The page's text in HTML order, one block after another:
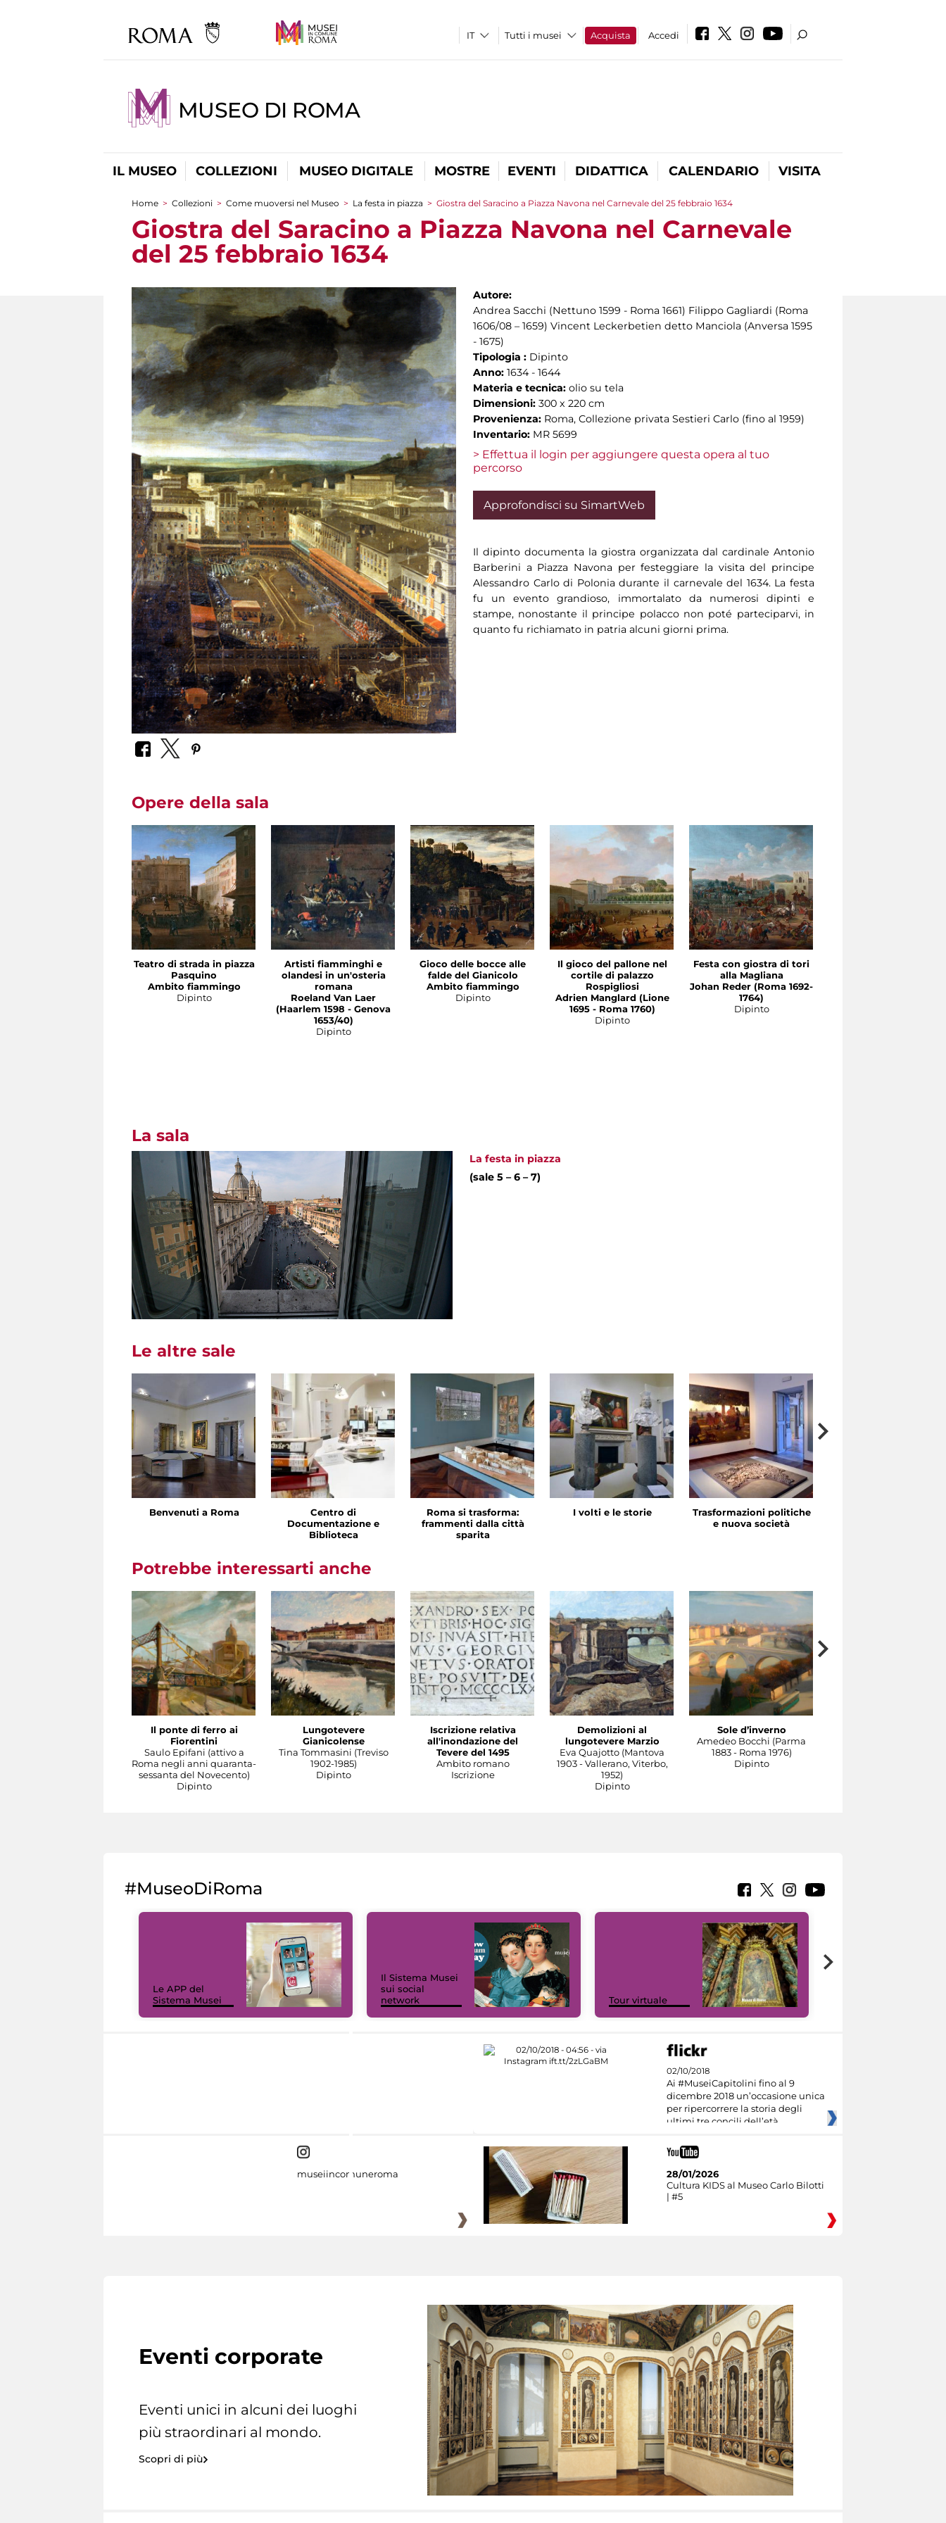
Tutti i musei Acquista Accedi
MUSEO DI ROMA
IL MUSEO COLLEZIONI MUSEO DIGITALE MOSTRE EVENTI DIDATTICA CALENDARIO VISITA
Tu sei qui
Home > Collezioni > Come muoversi nel Museo > La festa in piazza > Giostra del Saracino a Piazza Navona nel Carnevale del 25 febbraio 1634
Giostra del Saracino a Piazza Navona nel Carnevale
del 25 febbraio 1634
Autore:
Andrea Sacchi (Nettuno 1599 - Roma 1661) Filippo Gagliardi (Roma
1606/08 – 1659) Vincent Leckerbetien detto Manciola (Anversa 1595
- 1675)
Tipologia : Dipinto
Anno: 1634 - 1644
Materia e tecnica: olio su tela
Dimensioni: 300 x 220 cm
Provenienza: Roma, Collezione privata Sestieri Carlo (fino al 1959)
Inventario: MR 5699
> Effettua il login per aggiungere questa opera al tuo
percorso
Approfondisci su SimartWeb
Il dipinto documenta la giostra organizzata dal cardinale Antonio
Barberini a Piazza Navona per festeggiare la visita del principe
Alessandro Carlo di Polonia durante il carnevale del 1634. La festa
fu un evento grandioso, immortalato da numerosi dipinti e
stampe, nonostante il principe polacco non poté parteciparvi, in
quanto fu richiamato in patria alcuni giorni prima.
Opere della sala
Teatro di strada in piazza
Pasquino
Ambito fiammingo
Dipinto
Artisti fiamminghi e
olandesi in un'osteria
romana
Roeland Van Laer
(Haarlem 1598 - Genova
1653/40)
Dipinto
Gioco delle bocce alle
falde del Gianicolo
Ambito fiammingo
Dipinto
Il gioco del pallone nel
cortile di palazzo
Rospigliosi
Adrien Manglard (Lione
1695 - Roma 1760)
Dipinto
Festa con giostra di tori
alla Magliana
Johan Reder (Roma 1692-
1764)
Dipinto
La sala
La festa in piazza
(sale 5 – 6 – 7)
Le altre sale
Benvenuti a Roma
Centro di
Documentazione e
Biblioteca
Roma si trasforma:
frammenti dalla città
sparita
I volti e le storie
Trasformazioni politiche
e nuova società
Potrebbe interessarti anche
Il ponte di ferro ai
Fiorentini
Saulo Epifani (attivo a
Roma negli anni quaranta-
sessanta del Novecento)
Dipinto
Lungotevere
Gianicolense
Tina Tommasini (Treviso
1902-1985)
Dipinto
Iscrizione relativa
all'inondazione del
Tevere del 1495
Ambito romano
Iscrizione
Demolizioni al
lungotevere Marzio
Eva Quajotto (Mantova
1903 - Vallerano, Viterbo,
1952)
Dipinto
Sole d’inverno
Amedeo Bocchi (Parma
1883 - Roma 1976)
Dipinto
#MuseoDiRoma
Le APP del
Sistema Musei
Il Sistema Musei
sui social
network
Tour virtuale
02/10/2018
Ai #MuseiCapitolini fino al 9
dicembre 2018 un’occasione unica
per ripercorrere la storia degli
ultimi tre concili dell’età
museiincomuneroma
28/01/2026
Cultura KIDS al Museo Carlo Bilotti
| #5
Eventi corporate
Eventi unici in alcuni dei luoghi
più straordinari al mondo.
Scopri di più